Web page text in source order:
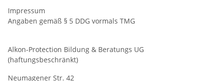
Impressum
Angaben gemäß § 5 DDG vormals TMG
Alkon-Protection Bildung & Beratungs UG
(haftungsbeschränkt)
Neumagener Str. 42